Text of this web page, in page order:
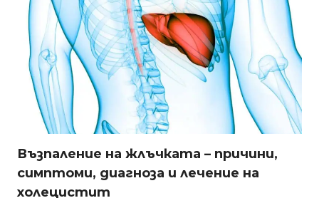
Възпаление на жлъчката – причини,
симптоми, диагноза и лечение на
холецистит